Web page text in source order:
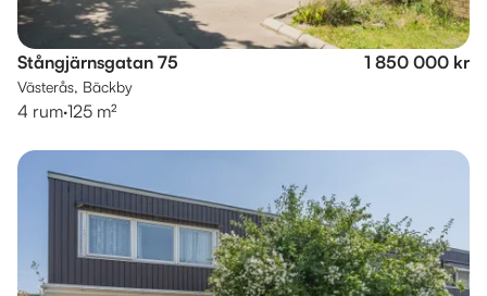
Stångjärnsgatan 75 1 850 000 kr
Västerås, Bäckby
4 rum·125 m²